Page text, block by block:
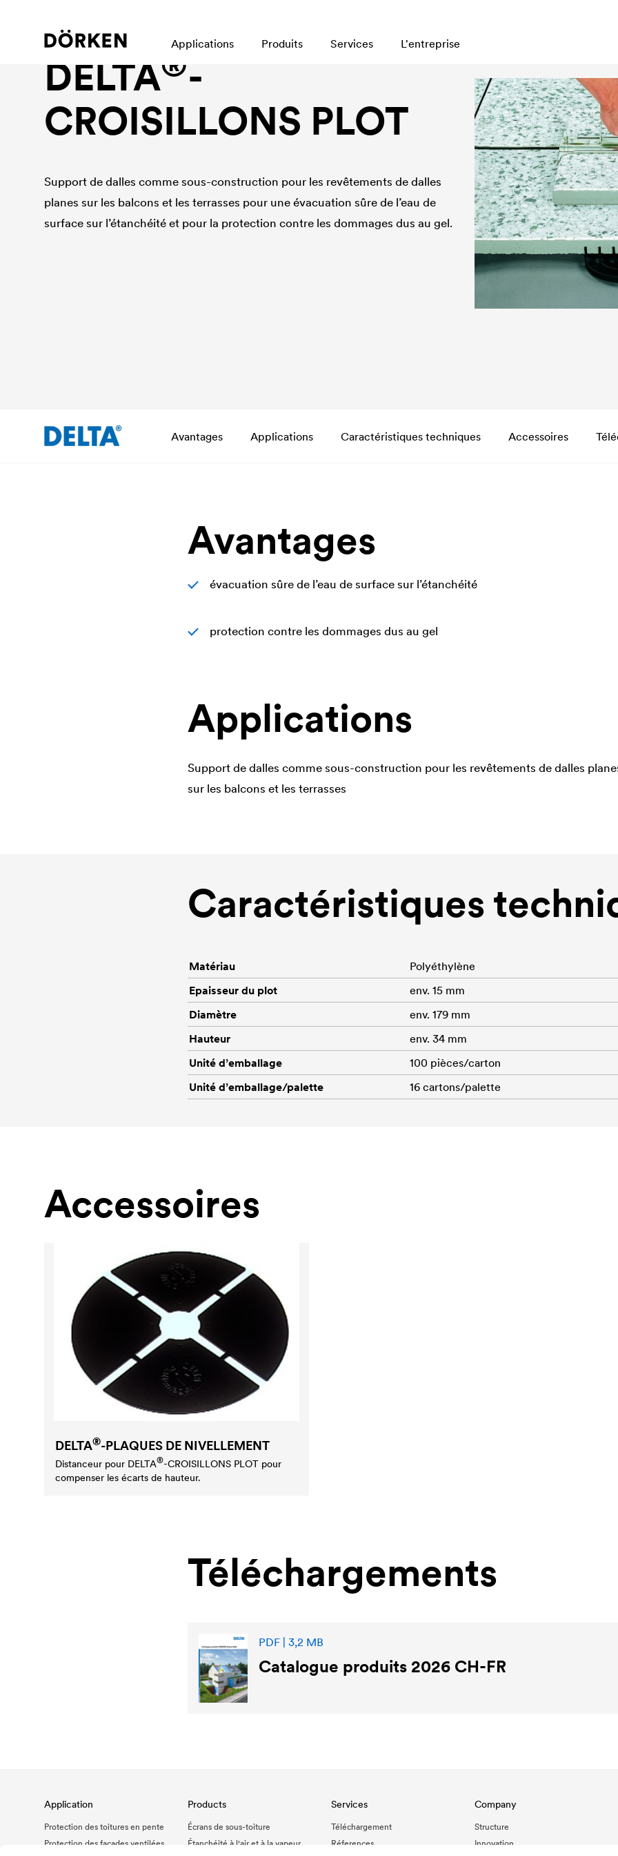
Applications Produits Services L'entreprise
Accessoires
DELTA®-
CROISILLONS PLOT
Support de dalles comme sous-construction pour les revêtements de dalles
planes sur les balcons et les terrasses pour une évacuation sûre de l’eau de
surface sur l’étanchéité et pour la protection contre les dommages dus au gel.
Avantages Applications Caractéristiques techniques Accessoires
Avantages
évacuation sûre de l’eau de surface sur l’étanchéité
protection contre les dommages dus au gel
Applications
Support de dalles comme sous-construction pour les revêtements de dalles
sur les balcons et les terrasses
Caractéristiques
Matériau
Polyéthylène
Epaisseur du plot
env. 15 mm
Diamètre
env. 179 mm
Hauteur
env. 34 mm
Unité d’emballage
100 pièces/carton
Unité d’emballage/palette
16 cartons/palette
Accessoires
DELTA®-PLAQUES DE NIVELLEMENT
Distanceur pour DELTA®-CROISILLONS PLOT pour
compenser les écarts de hauteur.
Téléchargements
PDF | 3,2 MB
Catalogue produits 2026 CH-FR
Application
Protection des toitures en pente
Protection des façades ventilées
Products
Écrans de sous-toiture
Étanchéité à l'air et à la vapeur
Services
Téléchargement
Réferences
Company
Structure
Innovation